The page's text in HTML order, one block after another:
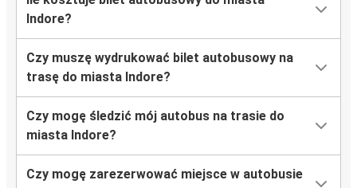
Indore?
Czy muszę wydrukować bilet autobusowy na
trasę do miasta Indore?
Czy mogę śledzić mój autobus na trasie do
miasta Indore?
Czy mogę zarezerwować miejsce w autobusie